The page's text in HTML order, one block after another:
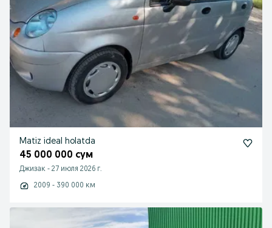
Matiz ideal holatda
45 000 000 сум
Джизак - 27 июля 2026 г.
2009 - 390 000 км